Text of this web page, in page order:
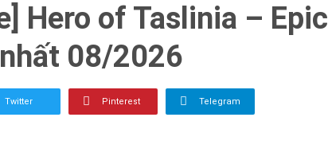
Hero of Taslinia – Epic
08/2026
Twitter Pinterest Telegram